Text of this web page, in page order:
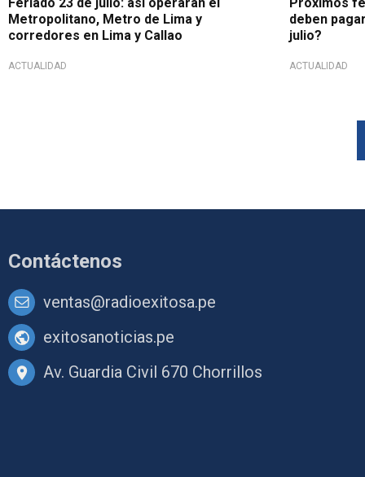
Metropolitano, Metro de Lima y
corredores en Lima y Callao
ACTUALIDAD
deben
julio?
ACTUALIDAD
Contáctenos
ventas@radioexitosa.pe
exitosanoticias.pe
Av. Guardia Civil 670 Chorrillos